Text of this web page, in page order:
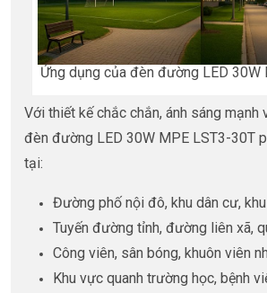
Ứng dụng của đèn đường LED 30W
Với thiết kế chắc chắn, ánh sáng mạnh
đèn đường LED 30W MPE LST3-30T
tại:
Đường phố nội đô, khu dân cư,
Tuyến đường tỉnh, đường liên xã,
Công viên, sân bóng, khuôn viên
Khu vực quanh trường học, bệnh